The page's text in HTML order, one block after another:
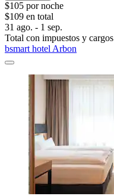
$105 por noche
$109 en total
31 ago. - 1 sep.
Total con impuestos y cargos
bsmart hotel Arbon